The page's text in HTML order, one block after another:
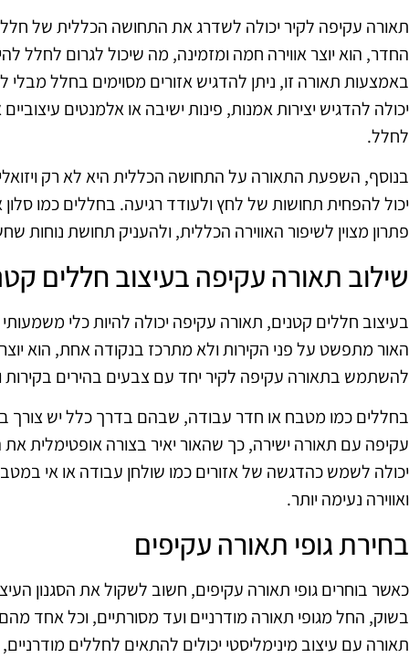
תאורה עקיפה לקיר יכולה לשדרג את התחושה הכללית של
החדר, הוא יוצר אווירה חמה ומזמינה, מה שיכול לגרום לחלל
באמצעות תאורה זו, ניתן להדגיש אזורים מסוימים בחלל
יכולה להדגיש יצירות אמנות, פינות ישיבה או אלמנטים
לחלל.
בנוסף, השפעת התאורה על התחושה הכללית היא לא רק
יכול להפחית תחושות של לחץ ולעודד רגיעה. בחללים כמו
פתרון מצוין לשיפור האווירה הכללית, ולהעניק תחושת נוחות
שילוב תאורה עקיפה בעיצוב חללים
בעיצוב חללים קטנים, תאורה עקיפה יכולה להיות כלי
האור מתפשט על פני הקירות ולא מתרכז בנקודה אחת, הוא
להשתמש בתאורה עקיפה לקיר יחד עם צבעים בהירים
בחללים כמו מטבח או חדר עבודה, שבהם בדרך כלל יש צורך
עקיפה עם תאורה ישירה, כך שהאור יאיר בצורה אופטימלית
יכולה לשמש כהדגשה של אזורים כמו שולחן עבודה או אי
ואווירה נעימה יותר.
בחירת גופי תאורה עקיפים
כאשר בוחרים גופי תאורה עקיפים, חשוב לשקול את הסגנון
בשוק, החל מגופי תאורה מודרניים ועד מסורתיים, וכל אחד מהם
תאורה עם עיצוב מינימליסטי יכולים להתאים לחללים